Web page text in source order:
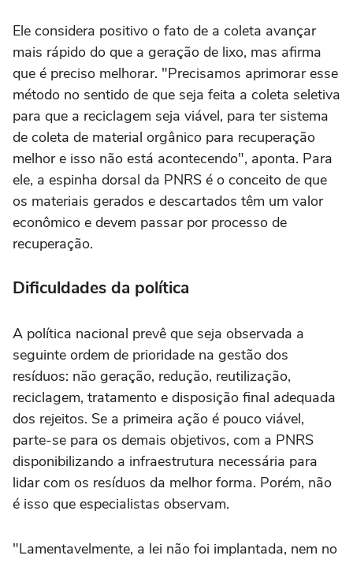
Ele considera positivo o fato de a coleta avançar
mais rápido do que a geração de lixo, mas afirma
que é preciso melhorar. "Precisamos aprimorar esse
método no sentido de que seja feita a coleta seletiva
para que a reciclagem seja viável, para ter sistema
de coleta de material orgânico para recuperação
melhor e isso não está acontecendo", aponta. Para
ele, a espinha dorsal da PNRS é o conceito de que
os materiais gerados e descartados têm um valor
econômico e devem passar por processo de
recuperação.
Dificuldades da política
A política nacional prevê que seja observada a
seguinte ordem de prioridade na gestão dos
resíduos: não geração, redução, reutilização,
reciclagem, tratamento e disposição final adequada
dos rejeitos. Se a primeira ação é pouco viável,
parte-se para os demais objetivos, com a PNRS
disponibilizando a infraestrutura necessária para
lidar com os resíduos da melhor forma. Porém, não
é isso que especialistas observam.
"Lamentavelmente, a lei não foi implantada, nem no